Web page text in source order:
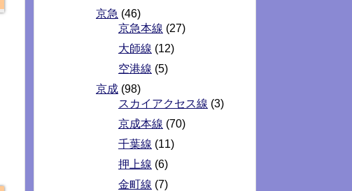
京急 (46)
京急本線 (27)
大師線 (12)
空港線 (5)
京成 (98)
スカイアクセス線 (3)
京成本線 (70)
千葉線 (11)
押上線 (6)
金町線 (7)